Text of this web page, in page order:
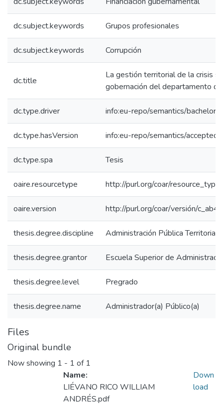
dc.subject.keywords Grupos profesionales
dc.subject.keywords Corrupción
dc.title
La gestión territorial de la crisis
gobernación del departamento
dc.type.driver info:eu-repo/semantics/
dc.type.hasVersion info:eu-repo/semantics/
dc.type.spa Tesis
oaire.resourcetype http://purl.org/coar/
oaire.version http://purl.org/coar/versión/
thesis.degree.discipline Administración Pública Territorial
thesis.degree.grantor Escuela Superior de
thesis.degree.level Pregrado
thesis.degree.name Administrador(a) Público(a)
Files
Original bundle
Now showing 1 - 1 of 1
Name:
LIÉVANO RICO WILLIAM
ANDRÉS.pdf
Down
load